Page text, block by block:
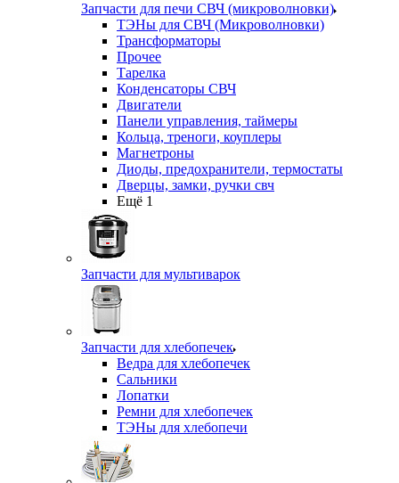
Запчасти для печи СВЧ (микроволновки)
ТЭНы для СВЧ (Микроволновки)
Трансформаторы
Прочее
Тарелка
Конденсаторы СВЧ
Двигатели
Панели управления, таймеры
Кольца, треноги, коуплеры
Магнетроны
Диоды, предохранители, термостаты
Дверцы, замки, ручки свч
Ещё 1
Запчасти для мультиварок
Запчасти для хлебопечек
Ведра для хлебопечек
Сальники
Лопатки
Ремни для хлебопечек
ТЭНы для хлебопечи